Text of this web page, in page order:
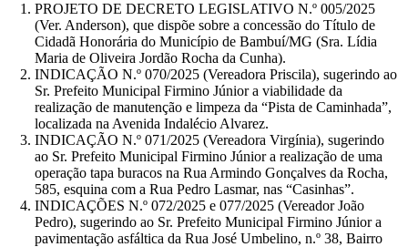
PROJETO DE DECRETO LEGISLATIVO N.º 005/2025
(Ver. Anderson), que dispõe sobre a concessão do Título de
Cidadã Honorária do Município de Bambuí/MG (Sra. Lídia
Maria de Oliveira Jordão Rocha da Cunha).
INDICAÇÃO N.º 070/2025 (Vereadora Priscila), sugerindo ao
Sr. Prefeito Municipal Firmino Júnior a viabilidade da
realização de manutenção e limpeza da “Pista de Caminhada”,
localizada na Avenida Indalécio Alvarez.
INDICAÇÃO N.º 071/2025 (Vereadora Virgínia), sugerindo
ao Sr. Prefeito Municipal Firmino Júnior a realização de uma
operação tapa buracos na Rua Armindo Gonçalves da Rocha,
585, esquina com a Rua Pedro Lasmar, nas “Casinhas”.
INDICAÇÕES N.º 072/2025 e 077/2025 (Vereador João
Pedro), sugerindo ao Sr. Prefeito Municipal Firmino Júnior a
pavimentação asfáltica da Rua José Umbelino, n.º 38, Bairro